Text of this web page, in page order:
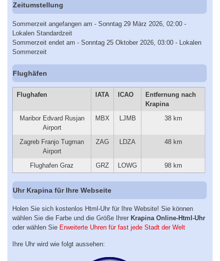
Zeitumstellung
Sommerzeit angefangen am - Sonntag 29 März 2026, 02:00 -
Lokalen Standardzeit
Sommerzeit endet am - Sonntag 25 Oktober 2026, 03:00 - Lokalen
Sommerzeit
Flughäfen
Flughafen IATA ICAO
Entfernung nach
Krapina
Maribor Edvard Rusjan
Airport
MBX LJMB 38 km
Zagreb Franjo Tugman
Airport
ZAG LDZA 48 km
Flughafen Graz GRZ LOWG 98 km
Uhr Krapina für Ihre Webseite
Holen Sie sich kostenlos Html-Uhr für Ihre Website! Sie können
wählen Sie die Farbe und die Größe Ihrer Krapina Online-Html-Uhr
oder wählen Sie Erweiterte Uhren für fast jede Stadt der Welt
Ihre Uhr wird wie folgt aussehen: